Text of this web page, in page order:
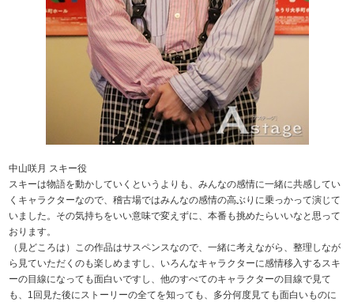
中山咲月 スキー役
スキーは物語を動かしていくというよりも、みんなの感情に一緒に共感してい
くキャラクターなので、稽古場ではみんなの感情の高ぶりに乗っかって演じて
いました。その気持ちをいい意味で変えずに、本番も挑めたらいいなと思って
おります。
（見どころは）この作品はサスペンスなので、一緒に考えながら、整理しなが
ら見ていただくのも楽しめますし、いろんなキャラクターに感情移入するスキ
ーの目線になっても面白いですし、他のすべてのキャラクターの目線で見て
も、1回見た後にストーリーの全てを知っても、多分何度見ても面白いものに